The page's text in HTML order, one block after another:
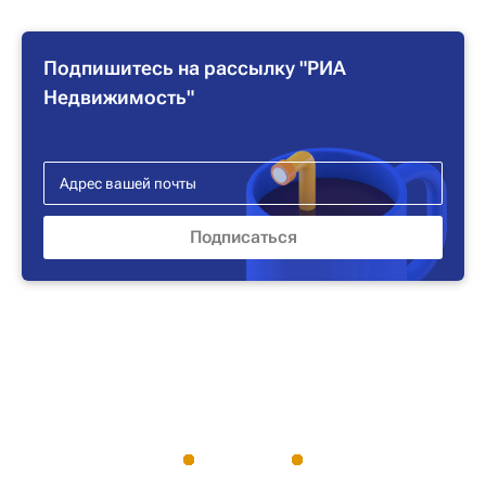
Подпишитесь на рассылку "РИА
Недвижимость"